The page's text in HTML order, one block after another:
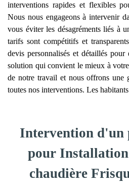
interventions rapides et flexibles
Nous nous engageons à intervenir
vous éviter les désagréments liés à
tarifs sont compétitifs et
devis personnalisés et détaillés
solution qui convient le mieux à
de notre travail et nous offrons une
toutes nos interventions. Les
Intervention d'un
pour Installation
chaudière